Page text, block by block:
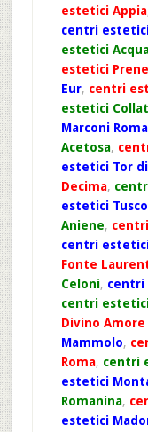
estetici Appia
centri estetici
estetici
estetici
Eur, centri
estetici
Marconi Roma
Acetosa,
estetici Tor
Decima,
estetici
Aniene,
centri
Fonte
Celoni, centri
centri
Divino Amore
Mammolo,
Roma, centri
estetici
Romanina,
estetici